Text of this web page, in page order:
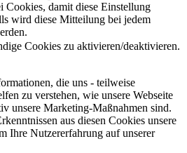
Cookies, damit diese Einstellung
wird diese Mitteilung bei jedem
Cookies zu aktivieren/deaktivieren.
die uns - teilweise
zu verstehen, wie unsere Webseite
unsere Marketing-Maßnahmen sind.
aus diesen Cookies unsere
Ihre Nutzererfahrung auf unserer